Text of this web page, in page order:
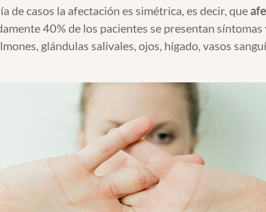
de casos la afectación es simétrica, es decir, que
40% de los pacientes se presentan
glándulas salivales, ojos, hígado, vasos